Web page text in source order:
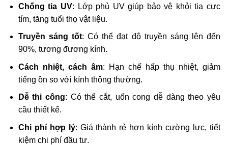
Chống tia UV: Lớp phủ UV giúp bảo vệ khỏi tia cực
tím, tăng tuổi thọ vật liệu.
Truyền sáng tốt: Có thể đạt độ truyền sáng lên đến
90%, tương đương kính.
Cách nhiệt, cách âm: Hạn chế hấp thụ nhiệt, giảm
tiếng ồn so với kính thông thường.
Dễ thi công: Có thể cắt, uốn cong dễ dàng theo yêu
cầu thiết kế.
Chi phí hợp lý: Giá thành rẻ hơn kính cường lực, tiết
kiệm chi phí đầu tư.